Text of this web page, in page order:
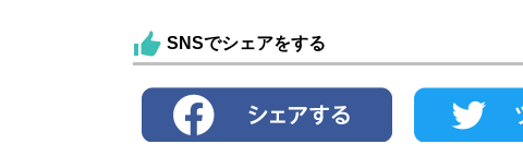
SNSでシェアをする